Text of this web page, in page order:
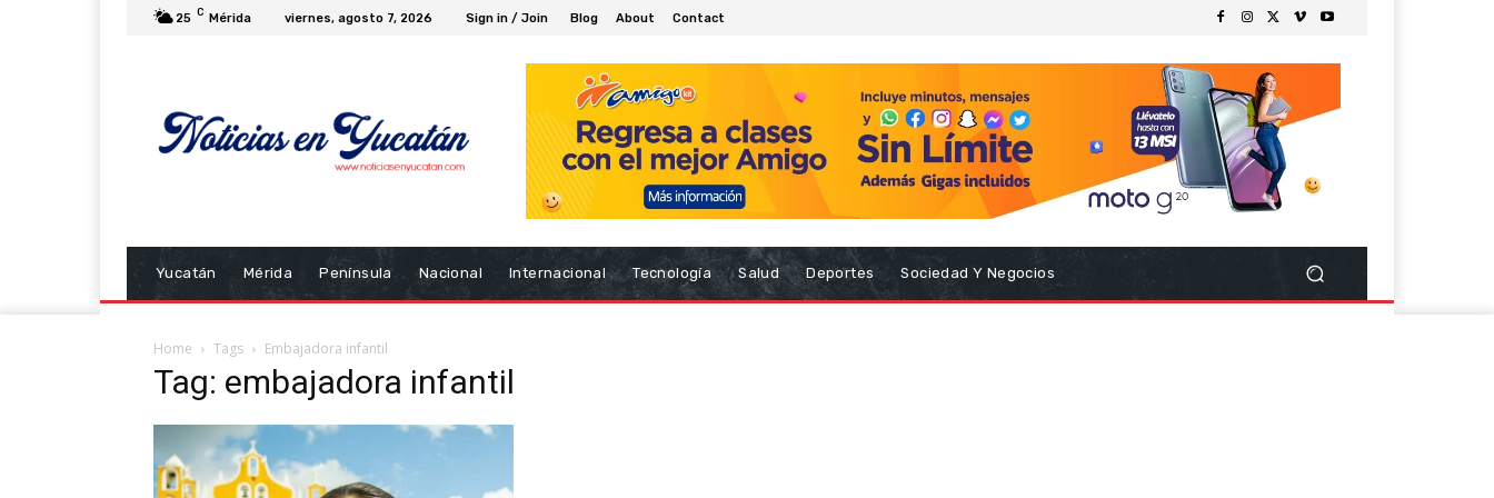
25 C Mérida viernes, agosto 7, 2026 Sign in / Join Blog About Contact
Yucatán Mérida Península Nacional Internacional Tecnología Salud Deportes Sociedad Y Negocios
Home Tags Embajadora infantil
Tag: embajadora infantil